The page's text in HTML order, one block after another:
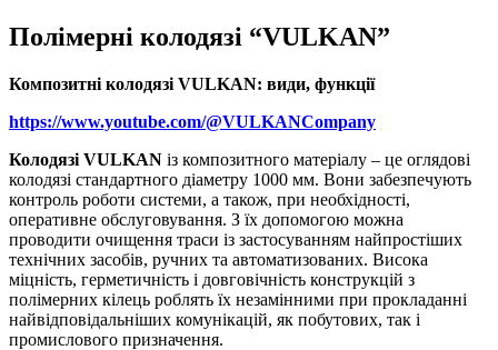
Полімерні колодязі “VULKAN”
Композитні колодязі VULKAN: види, функції
https://www.youtube.com/@VULKANCompany
Колодязі VULKAN із композитного матеріалу – це оглядові
колодязі стандартного діаметру 1000 мм. Вони забезпечують
контроль роботи системи, а також, при необхідності,
оперативне обслуговування. З їх допомогою можна
проводити очищення траси із застосуванням найпростіших
технічних засобів, ручних та автоматизованих. Висока
міцність, герметичність і довговічність конструкцій з
полімерних кілець роблять їх незамінними при прокладанні
найвідповідальніших комунікацій, як побутових, так і
промислового призначення.